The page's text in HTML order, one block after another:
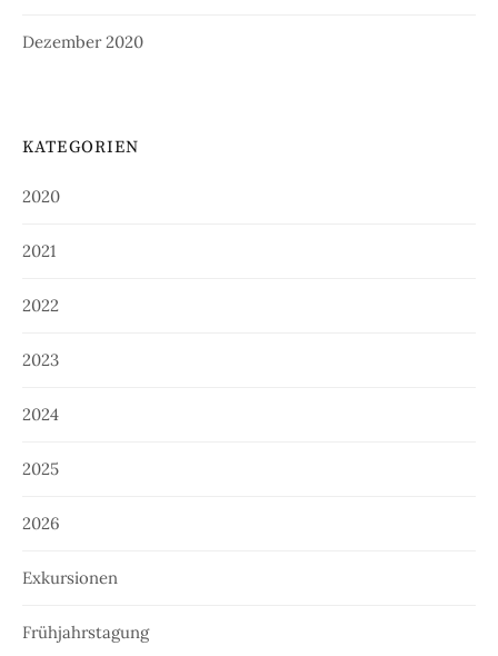
Dezember 2020
KATEGORIEN
2020
2021
2022
2023
2024
2025
2026
Exkursionen
Frühjahrstagung